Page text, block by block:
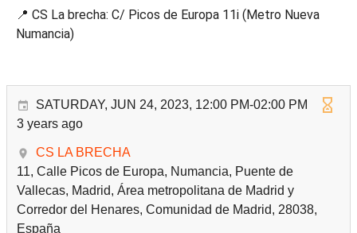
📍 CS La brecha: C/ Picos de Europa 11i (Metro Nueva
Numancia)
SATURDAY, JUN 24, 2023, 12:00 PM-02:00 PM
3 years ago
CS LA BRECHA
11, Calle Picos de Europa, Numancia, Puente de
Vallecas, Madrid, Área metropolitana de Madrid y
Corredor del Henares, Comunidad de Madrid, 28038,
España